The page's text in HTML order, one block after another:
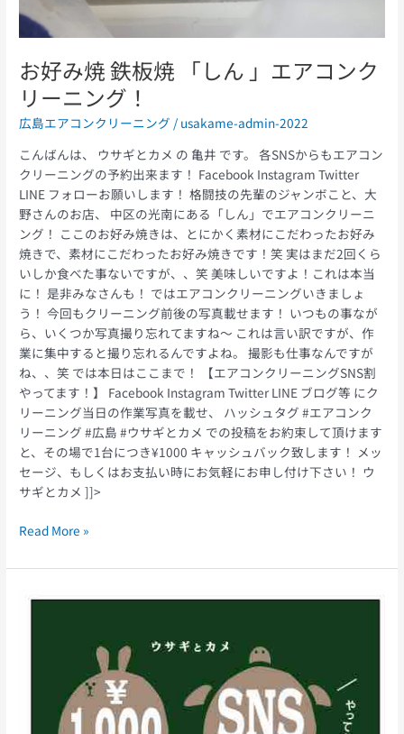
お好み焼 鉄板焼 「しん 」エアコンク
リーニング！
広島エアコンクリーニング / usakame-admin-2022
こんばんは、 ウサギとカメ の 亀井 です。 各SNSからもエアコン
クリーニングの予約出来ます！ Facebook Instagram Twitter
LINE フォローお願いします！ 格闘技の先輩のジャンボこと、大
野さんのお店、 中区の光南にある「しん」でエアコンクリーニ
ング！ ここのお好み焼きは、とにかく素材にこだわったお好み
焼きで、素材にこだわったお好み焼きです！笑 実はまだ2回くら
いしか食べた事ないですが、、笑 美味しいですよ！これは本当
に！ 是非みなさんも！ ではエアコンクリーニングいきましょ
う！ 今回もクリーニング前後の写真載せます！ いつもの事なが
ら、いくつか写真撮り忘れてますね〜 これは言い訳ですが、作
業に集中すると撮り忘れるんですよね。 撮影も仕事なんですが
ね、、笑 では本日はここまで！ 【エアコンクリーニングSNS割
やってます！】 Facebook Instagram Twitter LINE ブログ等 にク
リーニング当日の作業写真を載せ、 ハッシュタグ #エアコンク
リーニング #広島 #ウサギとカメ での投稿をお約束して頂けます
と、その場で1台につき¥1000 キャッシュバック致します！ メッ
セージ、もしくはお支払い時にお気軽にお申し付け下さい！ ウ
サギとカメ ]]>
コ
リ
ー
ニ
ン
グ！
Read More »
エ